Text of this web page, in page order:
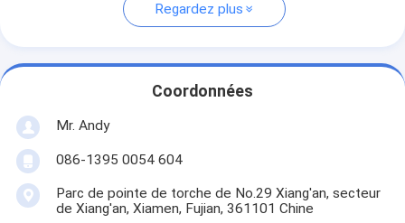
Regardez plus
Coordonnées
Mr. Andy
086-1395 0054 604
Parc de pointe de torche de No.29 Xiang'an, secteur
de Xiang'an, Xiamen, Fujian, 361101 Chine